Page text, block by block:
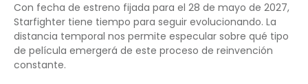
Con fecha de estreno fijada para el 28 de mayo de 2027,
Starfighter tiene tiempo para seguir evolucionando. La
distancia temporal nos permite especular sobre qué tipo
de película emergerá de este proceso de reinvención
constante.